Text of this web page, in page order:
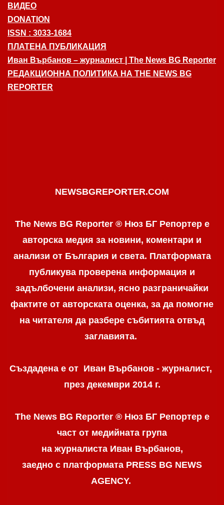
ВИДЕО
DONATION
ISSN : 3033-1684
ПЛАТЕНА ПУБЛИКАЦИЯ
Иван Върбанов – журналист | The News BG Reporter
РЕДАКЦИОННА ПОЛИТИКА НА THE NEWS BG
REPORTER
NEWSBGREPORTER.COM
The News BG Reporter ® Нюз БГ Репортер е
авторска медия за новини, коментари и
анализи от България и света. Платформата
публикува проверена информация и
задълбочени анализи, ясно разграничaйки
фактите от авторската оценка, за да помогне
на читателя да разбере събитията отвъд
заглавията.
Създадена е от Иван Върбанов - журналист,
през декември 2014 г.
The News BG Reporter ® Нюз БГ Репортере
част от медийната група
на журналиста Иван Върбанов,
заедно с платформата PRESS BG NEWS
AGENCY.